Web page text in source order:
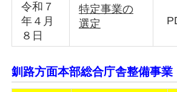
令和７
年４月
８日
特定事業の
選定
釧路方面本部総合庁舎整備事